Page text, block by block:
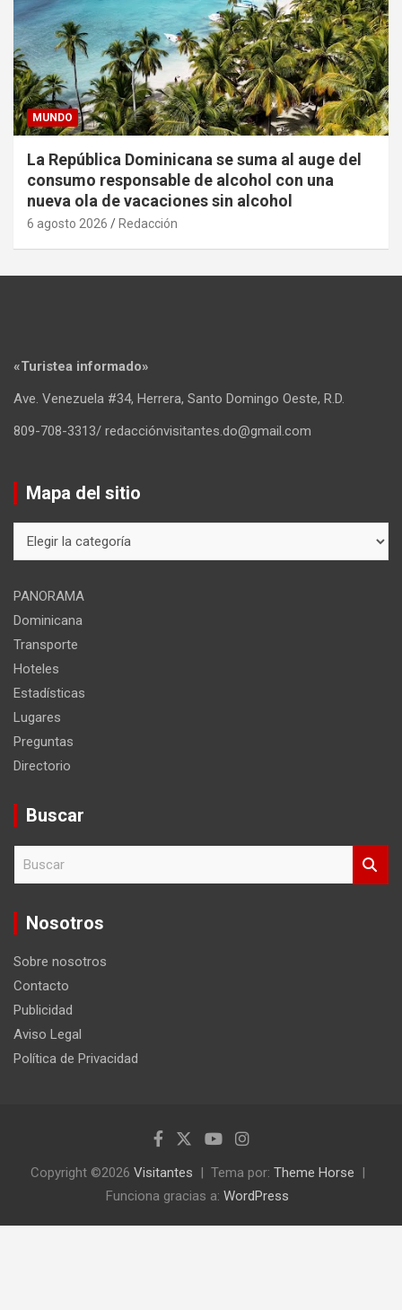
MUNDO
La República Dominicana se suma al auge del
consumo responsable de alcohol con una
nueva ola de vacaciones sin alcohol
6 agosto 2026 Redacción
«Turistea informado»
Ave. Venezuela #34, Herrera, Santo Domingo Oeste, R.D.
809-708-3313/ redacciónvisitantes.do@gmail.com
Mapa del sitio
del
PANORAMA
Dominicana
Transporte
Hoteles
Estadísticas
Lugares
Preguntas
Directorio
Buscar
c
Nosotros
Sobre nosotros
Contacto
Publicidad
Aviso Legal
Política de Privacidad
Copyright ©2026 Visitantes Tema por: Theme Horse
Funciona gracias a: WordPress